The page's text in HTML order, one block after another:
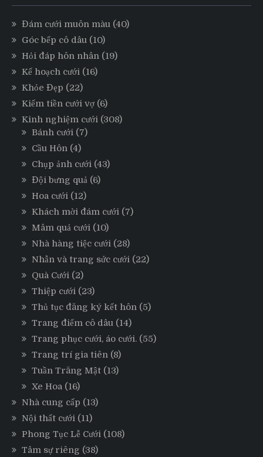
Đám cưới muôn màu (40)
Góc bếp cô dâu (10)
Hỏi đáp hôn nhân (19)
Kế hoạch cưới (16)
Khỏe Đẹp (22)
Kiếm tiền cưới vợ (6)
Kinh nghiệm cưới (308)
Bánh cưới (7)
Cầu Hôn (4)
Chụp ảnh cưới (43)
Đội bưng quả (6)
Hoa cưới (12)
Khách mời đám cưới (7)
Mâm quả cưới (10)
Nhà hàng tiệc cưới (28)
Nhẫn và trang sức cưới (22)
Quà Cưới (2)
Thiệp cưới (23)
Thủ tục đăng ký kết hôn (5)
Trang điểm cô dâu (14)
Trang phục cưới, áo cưới. (55)
Trang trí gia tiên (8)
Tuần Trăng Mật (13)
Xe Hoa (16)
Nhà cung cấp (13)
Nội thất cưới (11)
Phong Tục Lễ Cưới (108)
Tâm sự riêng (38)